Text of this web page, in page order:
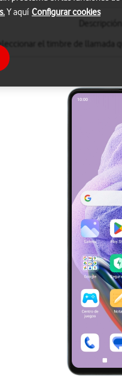
el timbre de llamada
Y aquí Configurar cookies